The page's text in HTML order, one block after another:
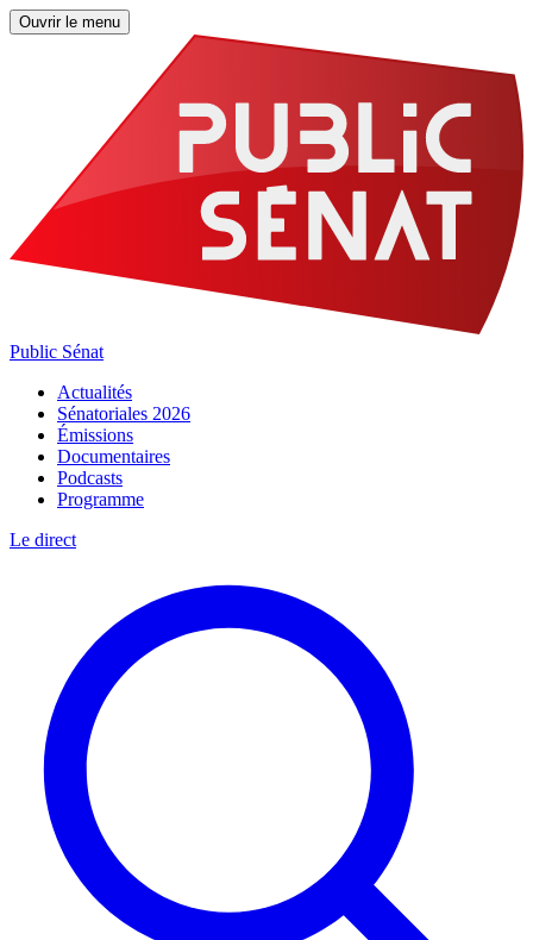
Ouvrir le menu
Public Sénat
Actualités
Sénatoriales 2026
Émissions
Documentaires
Podcasts
Programme
Le direct